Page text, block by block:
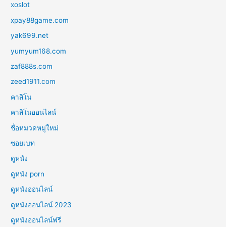
xoslot
xpay88game.com
yak699.net
yumyum168.com
zaf888s.com
zeed1911.com
คาสิโน
คาสิโนออนไลน์
ชื่อหมวดหมู่ใหม่
ซอยเบท
ดูหนัง
ดูหนัง porn
ดูหนังออนไลน์
ดูหนังออนไลน์ 2023
ดูหนังออนไลน์ฟรี